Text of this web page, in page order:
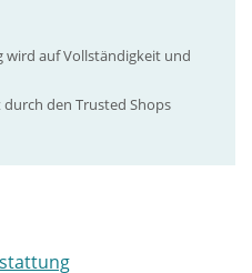
wird auf Vollständigkeit und
durch den Trusted Shops